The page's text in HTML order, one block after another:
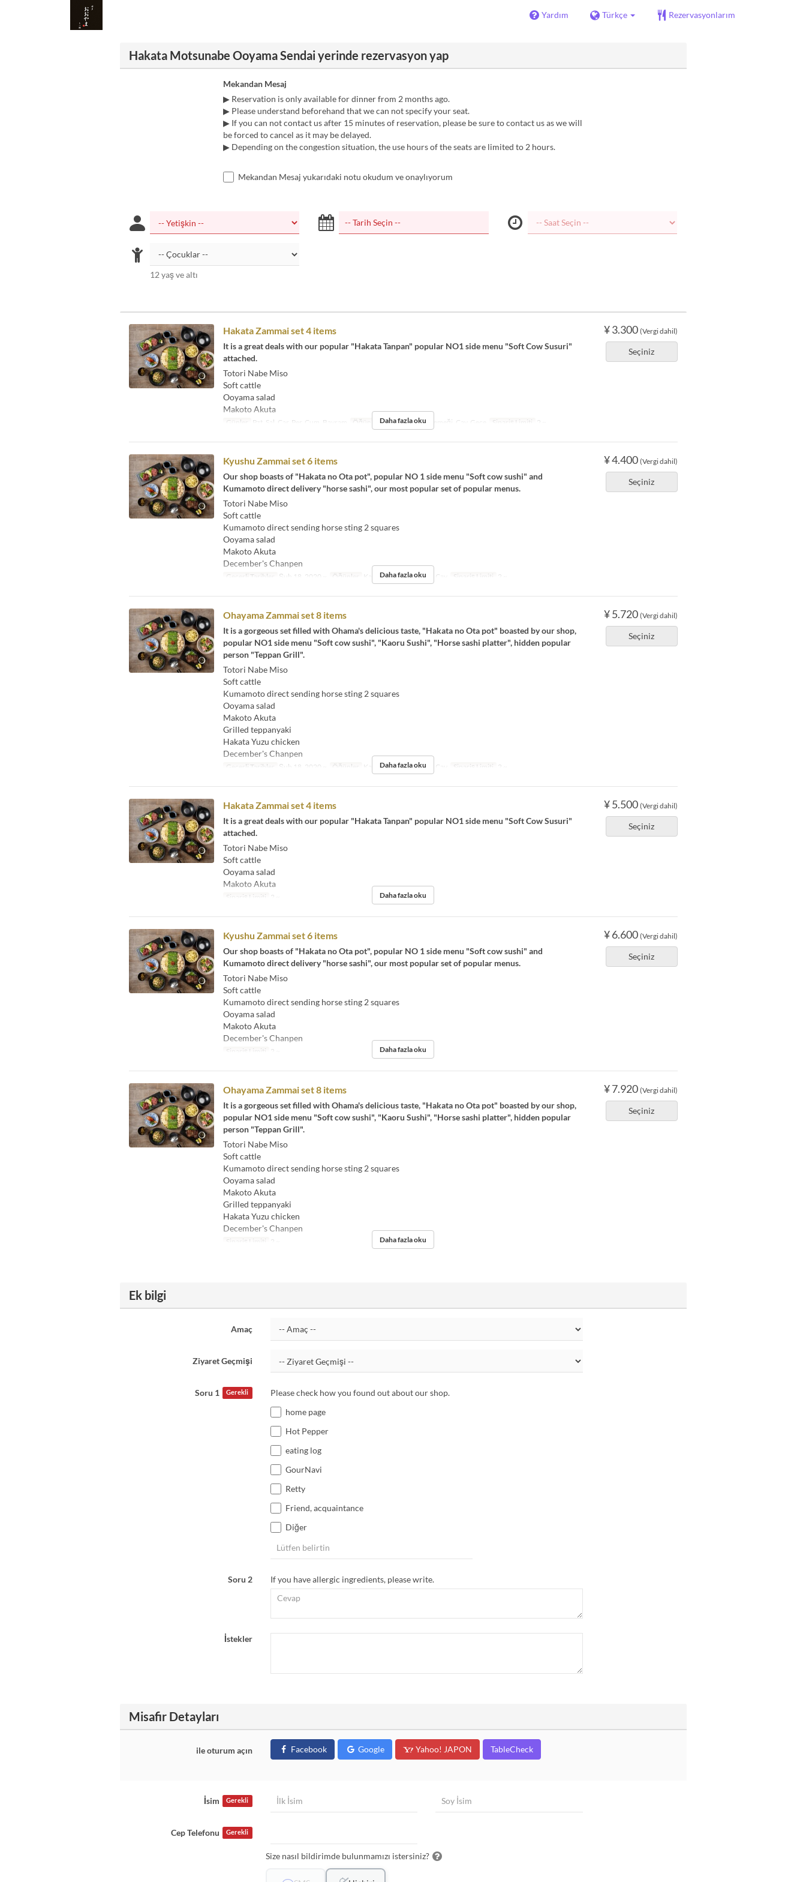
Yardım Türkçe Rezervasyonlarım
Hakata Motsunabe Ooyama Sendai yerinde rezervasyon yap
Mekandan Mesaj
▶ Reservation is only available for dinner from 2 months ago.
▶ Please understand beforehand that we can not specify your seat.
▶ If you can not contact us after 15 minutes of reservation, please be sure to contact us as we will
be forced to cancel as it may be delayed.
▶ Depending on the congestion situation, the use hours of the seats are limited to 2 hours.
Mekandan Mesaj yukarıdaki notu okudum ve onaylıyorum
12 yaş ve altı
¥ 3.300 (Vergi dahil)
Seçiniz
Hakata Zammai set 4 items
It is a great deals with our popular "Hakata Tanpan" popular NO1 side menu "Soft Cow Susuri"
attached.
Totori Nabe Miso
Soft cattle
Ooyama salad
Makoto Akuta
Günler Pzt, Sal, Çar, Per, Cum, Bayram Öğünler Kahvaltı, Öğle Yemeği, Çay, Gece Sipariş Limiti 2 ~
Daha fazla oku
¥ 4.400 (Vergi dahil)
Seçiniz
Kyushu Zammai set 6 items
Our shop boasts of "Hakata no Ota pot", popular NO 1 side menu "Soft cow sushi" and
Kumamoto direct delivery "horse sashi", our most popular set of popular menus.
Totori Nabe Miso
Soft cattle
Kumamoto direct sending horse sting 2 squares
Ooyama salad
Makoto Akuta
December's Chanpen
Geçerli Tarihler Şub 18, 2020 ~ Öğünler Kahvaltı, Öğle Yemeği, Çay Sipariş Limiti 2 ~
Daha fazla oku
¥ 5.720 (Vergi dahil)
Seçiniz
Ohayama Zammai set 8 items
It is a gorgeous set filled with Ohama's delicious taste, "Hakata no Ota pot" boasted by our shop,
popular NO1 side menu "Soft cow sushi", "Kaoru Sushi", "Horse sashi platter", hidden popular
person "Teppan Grill".
Totori Nabe Miso
Soft cattle
Kumamoto direct sending horse sting 2 squares
Ooyama salad
Makoto Akuta
Grilled teppanyaki
Hakata Yuzu chicken
December's Chanpen
Geçerli Tarihler Şub 18, 2020 ~ Öğünler Kahvaltı, Öğle Yemeği, Çay Sipariş Limiti 2 ~
Daha fazla oku
¥ 5.500 (Vergi dahil)
Seçiniz
Hakata Zammai set 4 items
It is a great deals with our popular "Hakata Tanpan" popular NO1 side menu "Soft Cow Susuri"
attached.
Totori Nabe Miso
Soft cattle
Ooyama salad
Makoto Akuta
Sipariş Limiti 2 ~ Daha fazla oku
¥ 6.600 (Vergi dahil)
Seçiniz
Kyushu Zammai set 6 items
Our shop boasts of "Hakata no Ota pot", popular NO 1 side menu "Soft cow sushi" and
Kumamoto direct delivery "horse sashi", our most popular set of popular menus.
Totori Nabe Miso
Soft cattle
Kumamoto direct sending horse sting 2 squares
Ooyama salad
Makoto Akuta
December's Chanpen
Sipariş Limiti 2 ~ Daha fazla oku
¥ 7.920 (Vergi dahil)
Seçiniz
Ohayama Zammai set 8 items
It is a gorgeous set filled with Ohama's delicious taste, "Hakata no Ota pot" boasted by our shop,
popular NO1 side menu "Soft cow sushi", "Kaoru Sushi", "Horse sashi platter", hidden popular
person "Teppan Grill".
Totori Nabe Miso
Soft cattle
Kumamoto direct sending horse sting 2 squares
Ooyama salad
Makoto Akuta
Grilled teppanyaki
Hakata Yuzu chicken
December's Chanpen
Sipariş Limiti 2 ~ Daha fazla oku
Ek bilgi
Amaç
Ziyaret Geçmişi
Soru 1 Gerekli
Please check how you found out about our shop.
home page
Hot Pepper
eating log
GourNavi
Retty
Friend, acquaintance
Diğer
Soru 2 If you have allergic ingredients, please write.
İstekler
Misafir Detayları
ile oturum açın Facebook Google Yahoo! JAPON TableCheck
İsim Gerekli
Cep Telefonu Gerekli
Size nasıl bildirimde bulunmamızı istersiniz?